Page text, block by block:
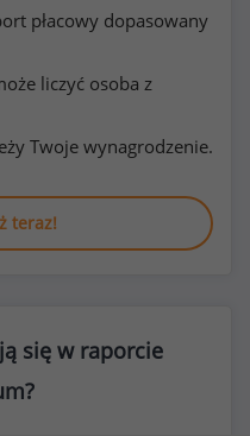
płacowy dopasowany
liczyć osoba z
Twoje wynagrodzenie.
teraz!
się w raporcie